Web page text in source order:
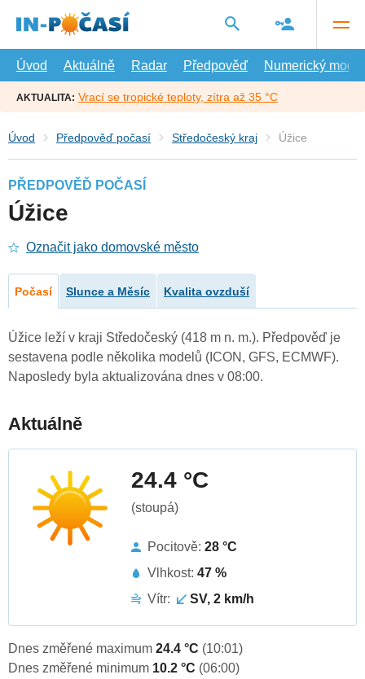
hlavní
Úvod
Aktuálně Radar Předpověď Numerický model
AKTUALITA: Vrací se tropické teploty, zítra až 35 °C
Úvod Předpověď počasí Středočeský kraj Úžice
PŘEDPOVĚĎ POČASÍ
Úžice
Označit jako domovské město
Počasí Slunce a Měsíc Kvalita ovzduší
Úžice leží v kraji Středočeský (418 m n. m.). Předpověď je
sestavena podle několika modelů (ICON, GFS, ECMWF).
Naposledy byla aktualizována dnes v 08:00.
Aktuálně
24.4 °C
(stoupá)
Pocitově: 28 °C
Vlhkost: 47 %
Vítr:
SV, 2 km/h
Dnes změřené maximum 24.4 °C (10:01)
Dnes změřené minimum 10.2 °C (06:00)